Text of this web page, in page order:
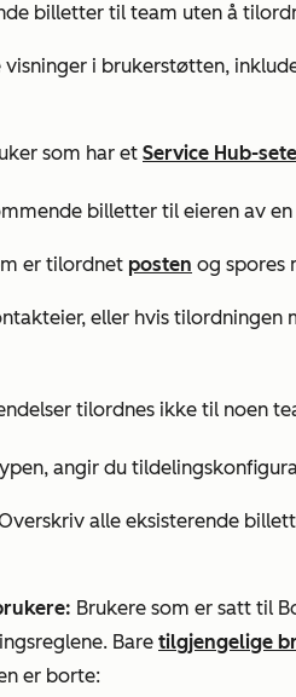
billetter til team uten å
visninger i brukerstøtten,
som har et Service Hub-sete
billetter til eieren av
er tilordnet posten og spores
eller hvis tilordningen
tilordnes ikke til noen
angir du
alle eksisterende
Brukere som er satt til
Bare tilgjengelige
er borte: